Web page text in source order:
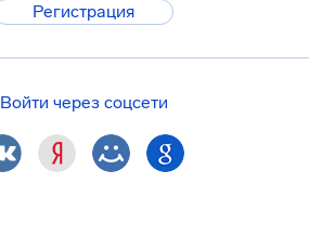
Регистрация
Войти через соцсети